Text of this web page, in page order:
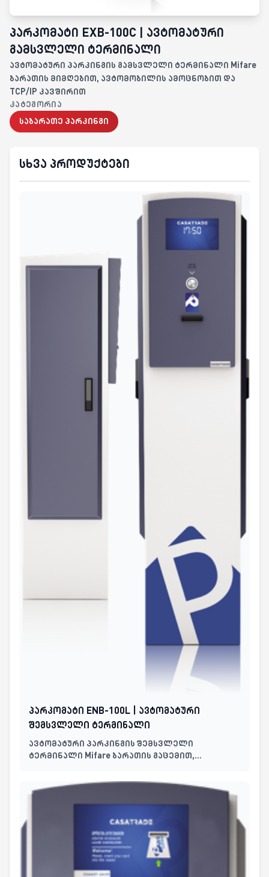
პარკომატი EXB-100C | ავტომატური
გამსვლელი ტერმინალი
ავტომატური პარკინგის გამსვლელი ტერმინალი Mifare
ბარათის მიმღებით, ავტომობილის ამოცნობით და
TCP/IP კავშირით
ᲙᲐᲢᲔᲒᲝᲠᲘᲐ
საბარათე პარკინგი
სხვა პროდუქტები
პარკომატი ENB-100L | ავტომატური
შემსვლელი ტერმინალი
ავტომატური პარკინგის შემსვლელი
ტერმინალი Mifare ბარათის გაცემით,